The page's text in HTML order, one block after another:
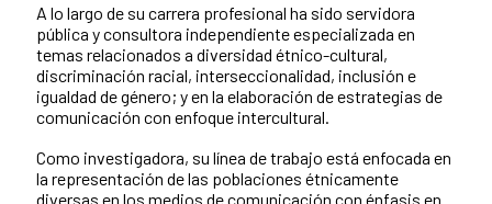
A lo largo de su carrera profesional ha sido servidora
pública y consultora independiente especializada en
temas relacionados a diversidad étnico-cultural,
discriminación racial, interseccionalidad, inclusión e
igualdad de género; y en la elaboración de estrategias de
comunicación con enfoque intercultural.
Como investigadora, su línea de trabajo está enfocada en
la representación de las poblaciones étnicamente
diversas en los medios de comunicación con énfasis en